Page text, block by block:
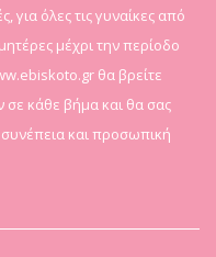
για όλες τις γυναίκες από
μέχρι την περίοδο
θα βρείτε
κάθε βήμα και θα σας
και προσωπική